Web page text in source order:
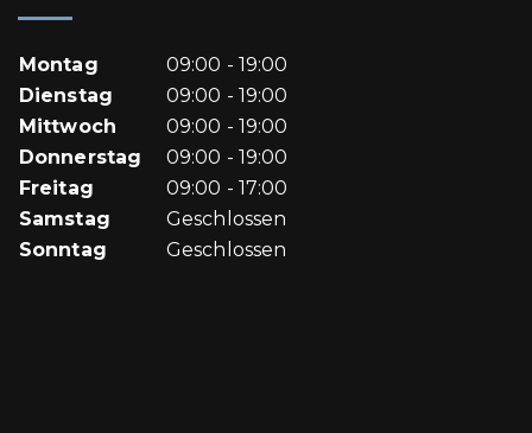
Montag
09:00 - 19:00
Dienstag
09:00 - 19:00
Mittwoch
09:00 - 19:00
Donnerstag
09:00 - 19:00
Freitag
09:00 - 17:00
Samstag
Geschlossen
Sonntag
Geschlossen